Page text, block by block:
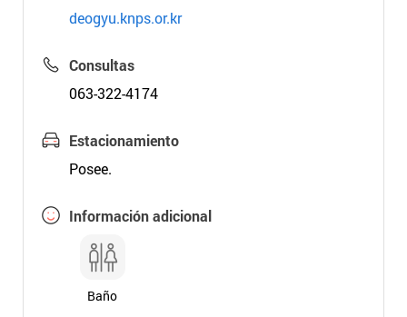
deogyu.knps.or.kr
Consultas
063-322-4174
Estacionamiento
Posee.
Información adicional
Baño